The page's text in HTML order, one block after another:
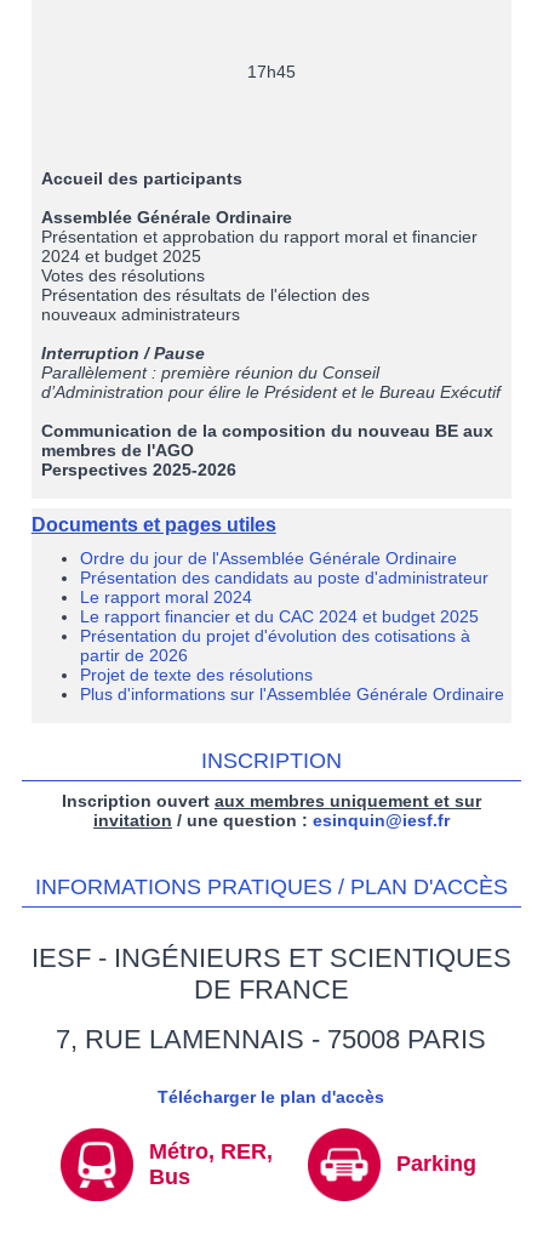
17h45
Accueil des participants
Assemblée Générale Ordinaire
Présentation et approbation du rapport moral et financier
2024 et budget 2025
Votes des résolutions
Présentation des résultats de l'élection des
nouveaux administrateurs
Interruption / Pause
Parallèlement : première réunion du Conseil
d’Administration pour élire le Président et le Bureau Exécutif
Communication de la composition du nouveau BE aux
membres de l'AGO
Perspectives 2025-2026
Documents et pages utiles
Ordre du jour de l'Assemblée Générale Ordinaire
Présentation des candidats au poste d'administrateur
Le rapport moral 2024
Le rapport financier et du CAC 2024 et budget 2025
Présentation du projet d'évolution des cotisations à
partir de 2026
Projet de texte des résolutions
Plus d'informations sur l'Assemblée Générale Ordinaire
INSCRIPTION
Inscription ouvert aux membres uniquement et sur
invitation / une question : esinquin@iesf.fr
INFORMATIONS PRATIQUES / PLAN D'ACCÈS
IESF - INGÉNIEURS ET SCIENTIQUES
DE FRANCE
7, RUE LAMENNAIS - 75008 PARIS
Télécharger le plan d'accès
Métro, RER,
Bus
Parking